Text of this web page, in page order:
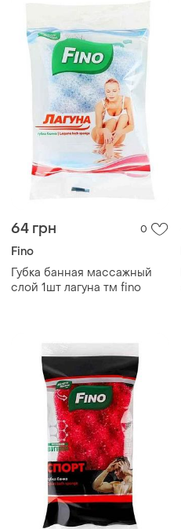
64 грн 0
Fino
Губка банная массажный
слой 1шт лагуна тм fino